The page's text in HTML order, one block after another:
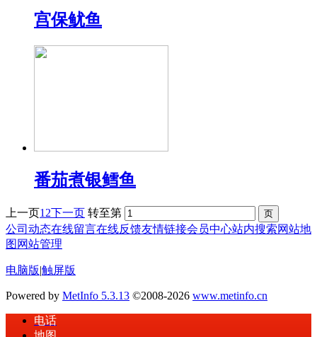
宫保鱿鱼
番茄煮银鳕鱼
上一页1 2下一页 转至第
公司动态在线留言在线反馈友情链接会员中心站内搜索网站地
图 网站管理
电脑版|触屏版
Powered by MetInfo 5.3.13 ©2008-2026 www.metinfo.cn
电话